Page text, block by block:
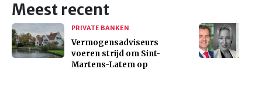
Meest recent
PRIVATE BANKEN
Vermogensadviseurs
voeren strijd om Sint-
Martens-Latem op